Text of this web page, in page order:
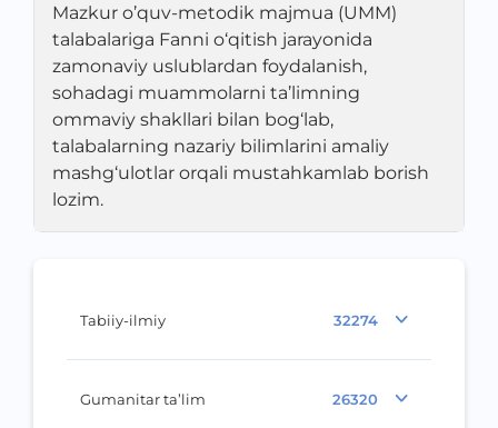
Tabiiy-ilmiy 32274
Gumanitar ta’lim 26320
Mazkur o’quv-metodik majmua (UMM)
talabalariga Fanni o‘qitish jarayonida
zamonaviy uslublardan foydalanish,
sohadagi muammolarni ta’limning
ommaviy shakllari bilan bog‘lab,
talabalarning nazariy bilimlarini amaliy
mashg‘ulotlar orqali mustahkamlab borish
lozim.